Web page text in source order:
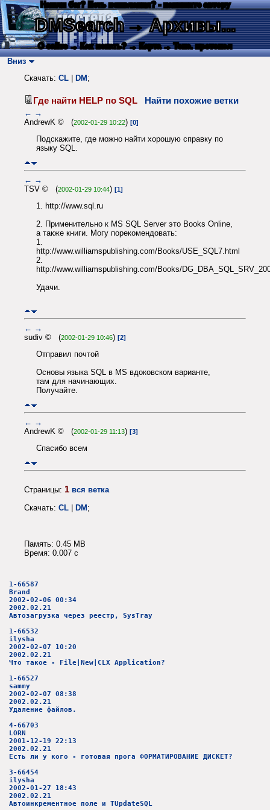
Нашли баг? Есть пожелания? - напишите автору
DMSearch→ Архивы...
О сайте → Как искать? → Карта → Текс. протокол
Вниз
Скачать: CL DM ;
Где найти HELP по SQL Найти похожие ветки
← →
AndrewK © (2002-01-29 10:22) [0]
Подскажите, где можно найти хорошую справку по
языку SQL.
← →
TSV © (2002-01-29 10:44) [1]
1. http://www.sql.ru
2. Применительно к MS SQL Server это Books Online,
а также книги. Могу порекомендовать:
1.
http://www.williamspublishing.com/Books/USE_SQL7.html
2.
http://www.williamspublishing.com/Books/
Удачи.
← →
sudiv © (2002-01-29 10:46) [2]
Отправил почтой
Основы языка SQL в MS вдоковском варианте,
там для начинающих.
Получайте.
← →
AndrewK © (2002-01-29 11:13) [3]
Спасибо всем
Страницы: 1 вся ветка
Скачать: CL | DM;
Память: 0.45 MB
Время: 0.007 c
1-66587
Brand
2002-02-06 00:34
2002.02.21
Автозагрузка через реестр, SysTray
1-66532
ilysha
2002-02-07 10:20
2002.02.21
Что такое - File|New|CLX Application?
1-66527
sammy
2002-02-07 08:38
2002.02.21
Удаление файлов.
4-66703
LORN
2001-12-19 22:13
2002.02.21
Есть ли у кого - готовая прога ФОРМАТИРОВАНИЕ ДИСКЕТ?
3-66454
ilysha
2002-01-27 18:43
2002.02.21
Автоинкрементное поле и TUpdateSQL